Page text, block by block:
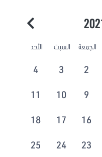
الجمعة السبت الأحد
2
3
4
9
10
11
16
17
18
23
24
25